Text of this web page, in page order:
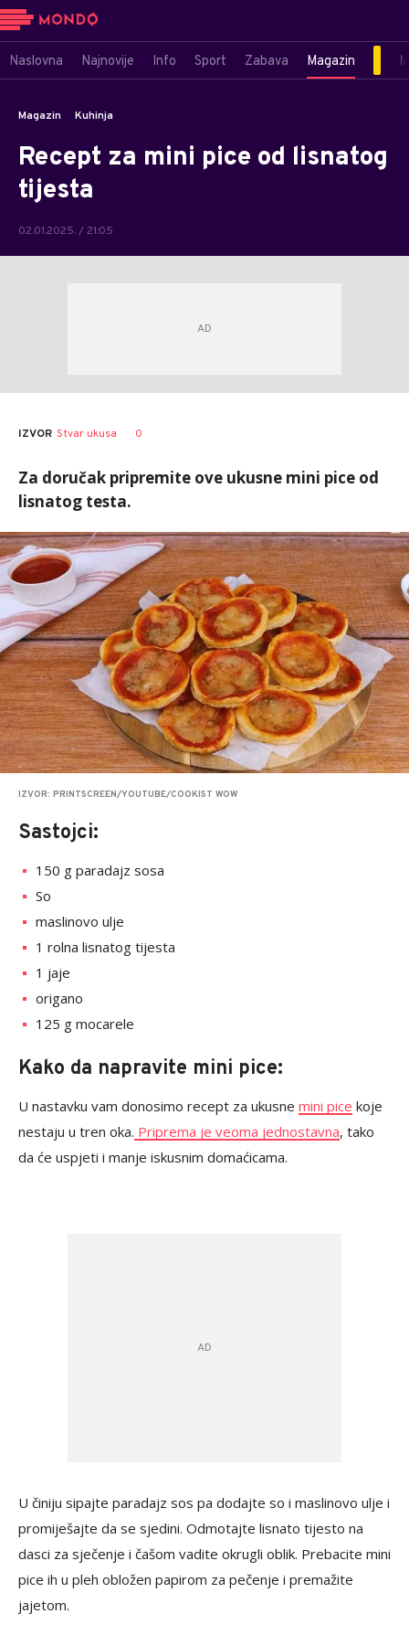
Naslovna Najnovije Info Sport Zabava Magazin
Magazin Kuhinja
Recept za mini pice od lisnatog
tijesta
02.01.2025. / 21:05
IZVOR Stvar ukusa 0
Za doručak pripremite ove ukusne mini pice od
lisnatog testa.
IZVOR: PRINTSCREEN/YOUTUBE/COOKIST WOW
Sastojci:
150 g paradajz sosa
So
maslinovo ulje
1 rolna lisnatog tijesta
1 jaje
origano
125 g mocarele
Kako da napravite mini pice:
U nastavku vam donosimo recept za ukusne mini pice koje
nestaju u tren oka. Priprema je veoma jednostavna, tako
da će uspjeti i manje iskusnim domaćicama.
U činiju sipajte paradajz sos pa dodajte so i maslinovo ulje i
promiješajte da se sjedini. Odmotajte lisnato tijesto na
dasci za sječenje i čašom vadite okrugli oblik. Prebacite mini
pice ih u pleh obložen papirom za pečenje i premažite
jajetom.